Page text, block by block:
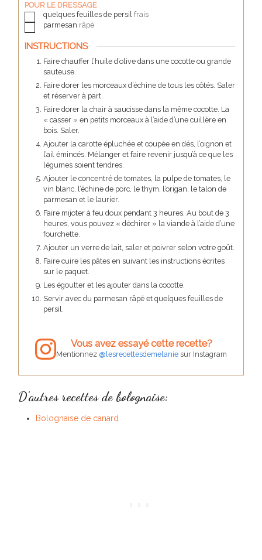
POUR LE DRESSAGE
▢
quelques feuilles de persil frais
▢parmesan râpé
INSTRUCTIONS
Faire chauffer l’huile d’olive dans une cocotte ou grande
sauteuse.
Faire dorer les morceaux d’échine de tous les côtés. Saler
et réserver à part.
Faire dorer la chair à saucisse dans la même cocotte. La
« casser » en petits morceaux à l’aide d’une cuillère en
bois. Saler.
Ajouter la carotte épluchée et coupée en dés, l’oignon et
l’ail émincés. Mélanger et faire revenir jusqu’à ce que les
légumes soient tendres.
Ajouter le concentré de tomates, la pulpe de tomates, le
vin blanc, l’échine de porc, le thym, l’origan, le talon de
parmesan et le laurier.
Faire mijoter à feu doux pendant 3 heures. Au bout de 3
heures, vous pouvez « déchirer » la viande à l’aide d’une
fourchette.
Ajouter un verre de lait, saler et poivrer selon votre goût.
Faire cuire les pâtes en suivant les instructions écrites
sur le paquet.
Les égoutter et les ajouter dans la cocotte.
Servir avec du parmesan râpé et quelques feuilles de
persil.
Vous avez essayé cette recette?
Mentionnez @lesrecettesdemelanie sur Instagram
D’autres recettes de bolognaise:
Bolognaise de canard